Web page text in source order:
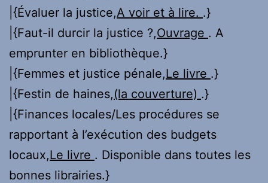
|{Évaluer la justice,A voir et à lire. .}
|{Faut-il durcir la justice ?,Ouvrage . A
emprunter en bibliothèque.}
|{Femmes et justice pénale,Le livre .}
|{Festin de haines,(la couverture) .}
|{Finances locales/Les procédures se
rapportant à l’exécution des budgets
locaux,Le livre . Disponible dans toutes les
bonnes librairies.}